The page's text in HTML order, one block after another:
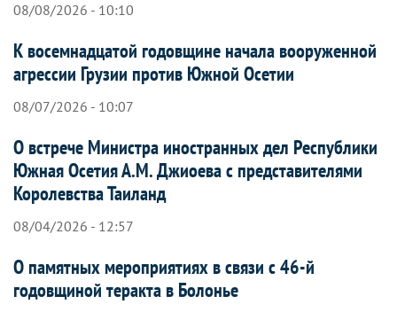
08/08/2026 - 10:10
К восемнадцатой годовщине начала вооруженной
агрессии Грузии против Южной Осетии
08/07/2026 - 10:07
О встрече Министра иностранных дел Республики
Южная Осетия А.М. Джиоева с представителями
Королевства Таиланд
08/04/2026 - 12:57
О памятных мероприятиях в связи с 46-й
годовщиной теракта в Болонье